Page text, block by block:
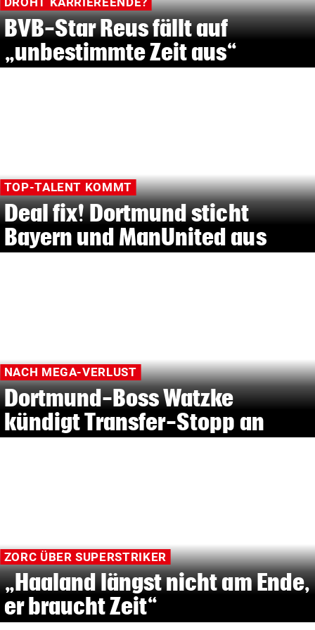
BVB-Star Reus fällt auf
„unbestimmte Zeit aus“
TOP-TALENT KOMMT
Deal fix! Dortmund sticht
Bayern und ManUnited aus
NACH MEGA-VERLUST
Dortmund-Boss Watzke
kündigt Transfer-Stopp an
ZORC ÜBER SUPERSTRIKER
„Haaland längst nicht am Ende,
er braucht Zeit“